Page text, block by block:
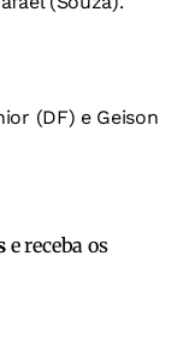
(DF) e Geison
e receba os